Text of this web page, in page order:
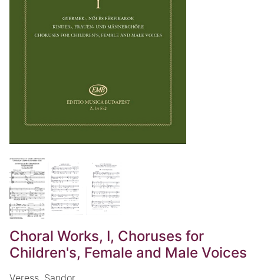
Choral Works, I, Choruses for
Children's, Female and Male Voices